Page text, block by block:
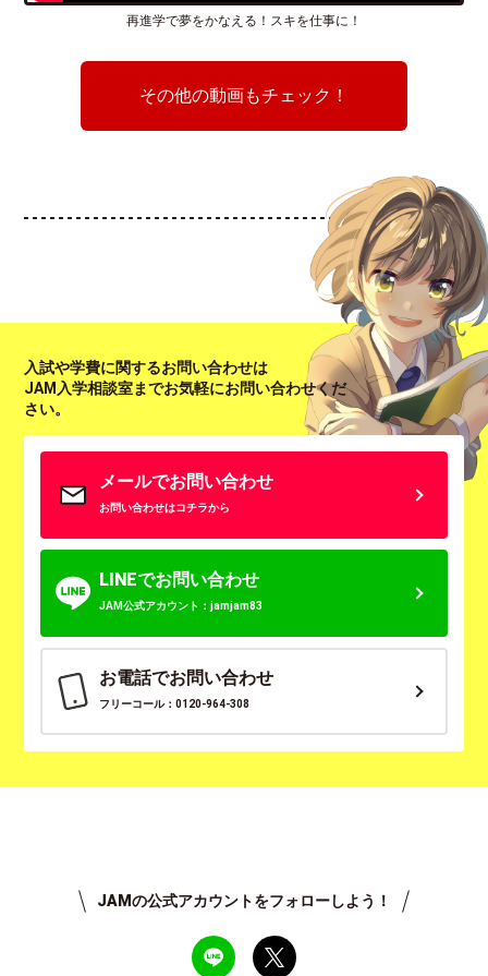
再進学で夢をかなえる！スキを仕事に！
その他の動画もチェック！
入試や学費に関するお問い合わせは
JAM入学相談室までお気軽にお問い合わせくだ
さい。
メールでお問い合わせ
お問い合わせはコチラから
LINEでお問い合わせ
JAM公式アカウント：jamjam83
お電話でお問い合わせ
フリーコール：0120-964-308
JAMの公式アカウントをフォローしよう！